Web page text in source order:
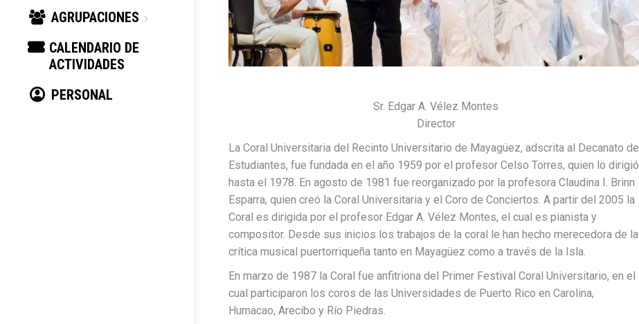
AGRUPACIONES
CALENDARIO DE
ACTIVIDADES
PERSONAL
Sr. Edgar A. Vélez Montes
Director
La Coral Universitaria del Recinto Universitario de Mayagüez, adscrita al Decanato de
Estudiantes, fue fundada en el año 1959 por el profesor Celso Torres, quien lo dirigió
hasta el 1978. En agosto de 1981 fue reorganizado por la profesora Claudina I. Brinn
Esparra, quien creó la Coral Universitaria y el Coro de Conciertos. A partir del 2005 la
Coral es dirigida por el profesor Edgar A. Vélez Montes, el cual es pianista y
compositor. Desde sus inicios los trabajos de la coral le han hecho merecedora de la
crítica musical puertorriqueña tanto en Mayagüez como a través de la Isla.
En marzo de 1987 la Coral fue anfitriona del Primer Festival Coral Universitario, en el
cual participaron los coros de las Universidades de Puerto Rico en Carolina,
Humacao, Arecibo y Río Piedras.